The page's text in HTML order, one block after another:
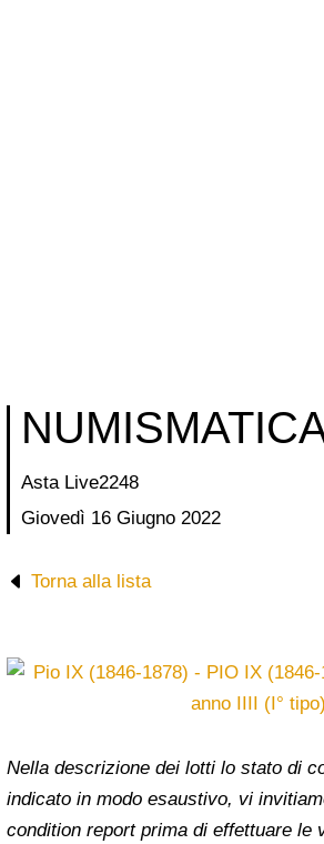
Asta Live2248
Giovedì 16 Giugno 2022
Torna alla lista
Nella descrizione dei lotti lo stato di
indicato in modo esaustivo, vi
condition report prima di effettuare le